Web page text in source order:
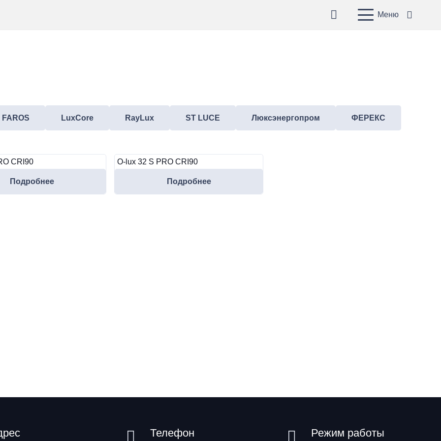
Меню
FAROS LuxCore RayLux ST LUCE Люксэнергопром ФЕРЕКС
CRI90
Подробнее
O-lux 32 S PRO CRI90
Подробнее
Телефон Режим работы